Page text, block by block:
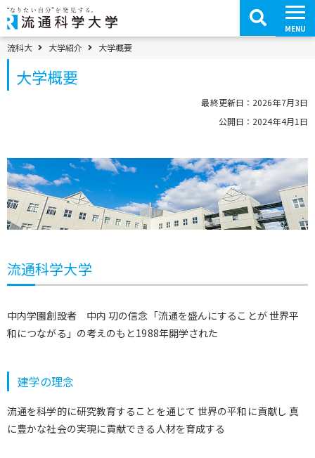
コ
ン
テ
ン
ツ
へ
移
MENU
パンくずメニュー
流科大 大学紹介 大学概要
大学概要
最終更新日：2026年7月3日
公開日：2024年4月1日
流通科学大学
中内学園創設者 中内 㓛の信念「流通を盛んにすることが 世界平
和につながる」の考えのもと1988年開学された
建学の理念
流通を科学的に研究教育することを通じて 世界の平和に貢献し 真
に豊かな社会の実現に貢献できる人材を育成する